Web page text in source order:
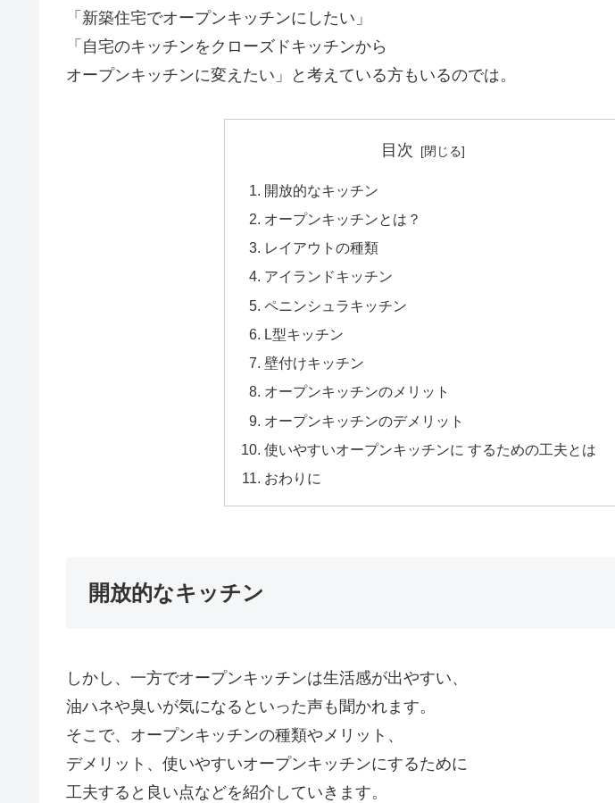
「新築住宅でオープンキッチンにしたい」
「自宅のキッチンをクローズドキッチンから
オープンキッチンに変えたい」と考えている方もいるのでは。
目次
開放的なキッチン
オープンキッチンとは？
レイアウトの種類
アイランドキッチン
ペニンシュラキッチン
L型キッチン
壁付けキッチン
オープンキッチンのメリット
オープンキッチンのデメリット
使いやすいオープンキッチンに するための工夫とは
おわりに
開放的なキッチン
しかし、一方でオープンキッチンは生活感が出やすい、
油ハネや臭いが気になるといった声も聞かれます。
そこで、オープンキッチンの種類やメリット、
デメリット、使いやすいオープンキッチンにするために
工夫すると良い点などを紹介していきます。